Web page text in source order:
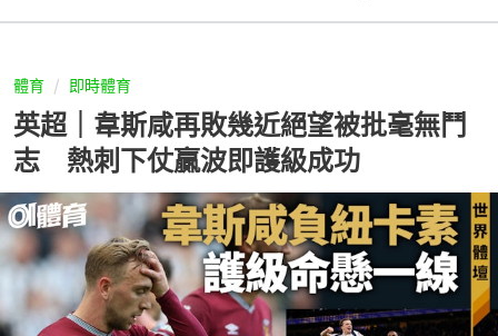
體育 即時體育
英超｜韋斯咸再敗幾近絕望被批毫無鬥
志 熱刺下仗贏波即護級成功